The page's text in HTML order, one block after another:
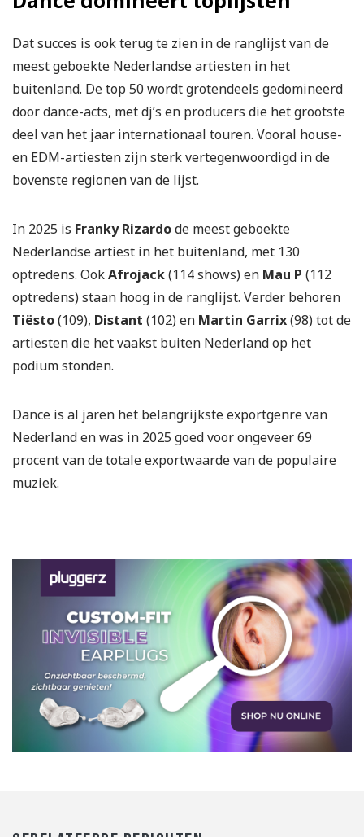
Dat succes is ook terug te zien in de ranglijst van de
meest geboekte Nederlandse artiesten in het
buitenland. De top 50 wordt grotendeels gedomineerd
door dance-acts, met dj’s en producers die het grootste
deel van het jaar internationaal touren. Vooral house-
en EDM-artiesten zijn sterk vertegenwoordigd in de
bovenste regionen van de lijst.
In 2025 is Franky Rizardode meest geboekte
Nederlandse artiest in het buitenland, met 130
optredens. OokAfrojack(114 shows) en Mau P (112
optredens) staan hoog in de ranglijst. Verder behoren
Tiësto(109), Distant (102) en Martin Garrix(98) tot de
artiesten die het vaakst buiten Nederland op het
podium stonden.
Dance is al jaren het belangrijkste exportgenre van
Nederland en was in 2025 goed voor ongeveer 69
procent van de totale exportwaarde van de populaire
muziek.